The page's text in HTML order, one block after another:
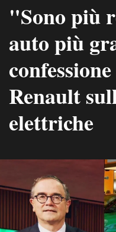
"Sono più
auto più
Renault
elettriche